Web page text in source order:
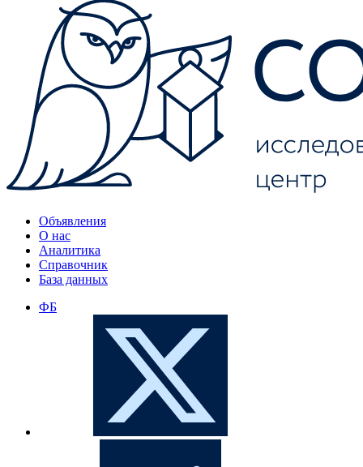
Объявления
О нас
Аналитика
Справочник
База данных
ФБ